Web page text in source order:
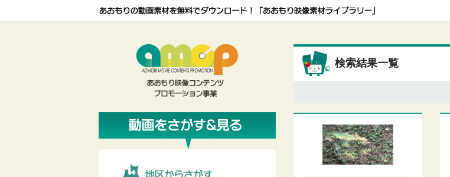
検索結果一覧